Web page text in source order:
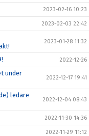
2023-02-16 10:23
2023-02-03 22:42
2023-01-28 11:32
2022-12-26
under
2022-12-17 19:41
ledare
2022-12-04 08:43
2022-11-30 14:36
2022-11-29 11:12